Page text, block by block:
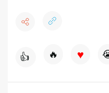
👍 🔥 ♥